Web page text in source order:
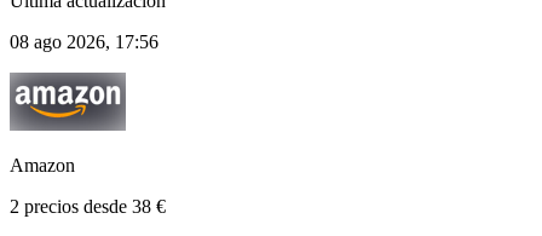
08 ago 2026, 17:56
Amazon
2 precios desde 38 €